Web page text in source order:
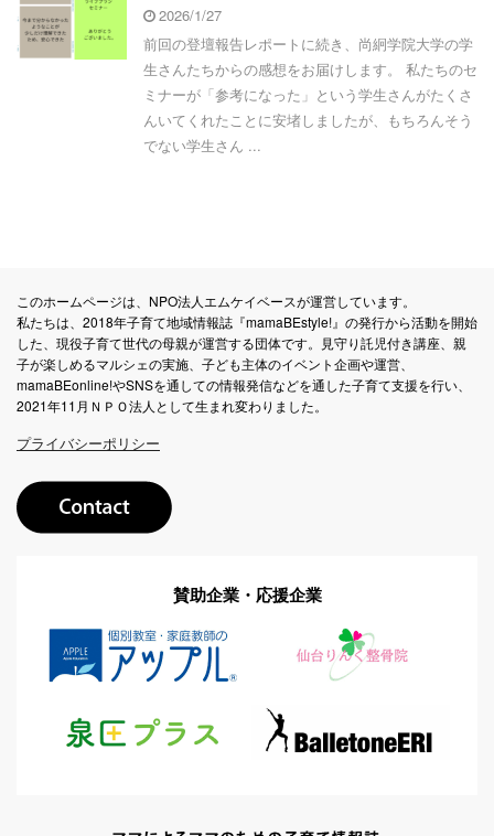
2026/1/27
前回の登壇報告レポートに続き、尚絅学院大学の学
生さんたちからの感想をお届けします。 私たちのセ
ミナーが「参考になった」という学生さんがたくさ
んいてくれたことに安堵しましたが、もちろんそう
でない学生さん ...
このホームページは、NPO法人エムケイベースが運営しています。
私たちは、2018年子育て地域情報誌『mamaBEstyle!』の発行から活動を開始
した、現役子育て世代の母親が運営する団体です。見守り託児付き講座、親
子が楽しめるマルシェの実施、子ども主体のイベント企画や運営、
mamaBEonline!やSNSを通しての情報発信などを通した子育て支援を行い、
2021年11月ＮＰＯ法人として生まれ変わりました。
プライバシーポリシー
賛助企業・応援企業